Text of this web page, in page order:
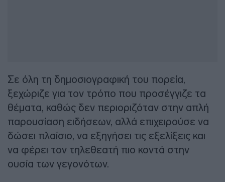
Σε όλη τη δημοσιογραφική του πορεία,
ξεχώριζε για τον τρόπο που προσέγγιζε τα
θέματα, καθώς δεν περιοριζόταν στην απλή
παρουσίαση ειδήσεων, αλλά επιχειρούσε να
δώσει πλαίσιο, να εξηγήσει τις εξελίξεις και
να φέρει τον τηλεθεατή πιο κοντά στην
ουσία των γεγονότων.